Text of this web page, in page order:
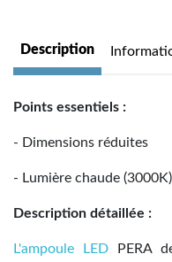
Description
Points essentiels :
- Dimensions réduites
- Lumière chaude (3000K)
Description détaillée :
L'ampoule LED PERA